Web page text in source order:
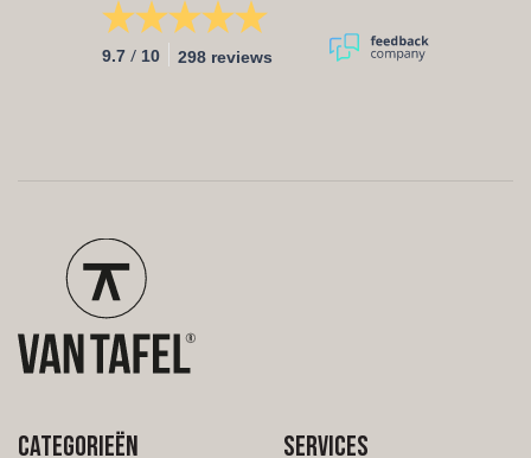
9.7 / 10 298 reviews
Categorieën Services